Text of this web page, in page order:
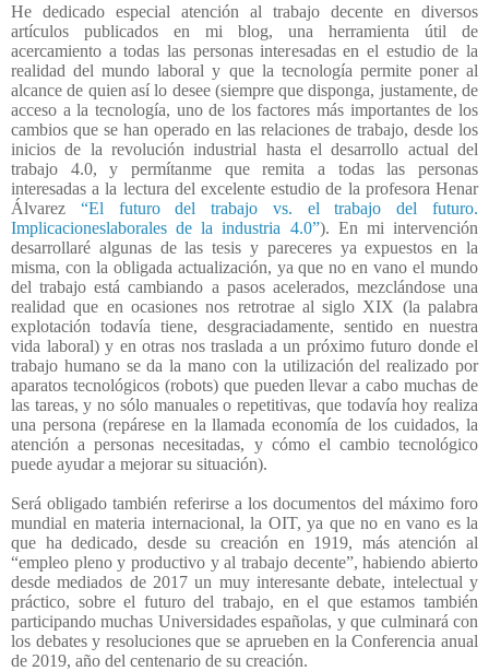
He dedicado especial atención al trabajo decente en diversos
artículos publicados en mi blog, una herramienta útil de
acercamiento a todas las personas interesadas en el estudio de la
realidad del mundo laboral y que la tecnología permite poner al
alcance de quien así lo desee (siempre que disponga, justamente, de
acceso a la tecnología, uno de los factores más importantes de los
cambios que se han operado en las relaciones de trabajo, desde los
inicios de la revolución industrial hasta el desarrollo actual del
trabajo 4.0, y permítanme que remita a todas las personas
interesadas a la lectura del excelente estudio de la profesora Henar
Álvarez “El futuro del trabajo vs. el trabajo del futuro.
Implicacioneslaborales de la industria 4.0”). En mi intervención
desarrollaré algunas de las tesis y pareceres ya expuestos en la
misma, con la obligada actualización, ya que no en vano el mundo
del trabajo está cambiando a pasos acelerados, mezclándose una
realidad que en ocasiones nos retrotrae al siglo XIX (la palabra
explotación todavía tiene, desgraciadamente, sentido en nuestra
vida laboral) y en otras nos traslada a un próximo futuro donde el
trabajo humano se da la mano con la utilización del realizado por
aparatos tecnológicos (robots) que pueden llevar a cabo muchas de
las tareas, y no sólo manuales o repetitivas, que todavía hoy realiza
una persona (repárese en la llamada economía de los cuidados, la
atención a personas necesitadas, y cómo el cambio tecnológico
puede ayudar a mejorar su situación).
Será obligado también referirse a los documentos del máximo foro
mundial en materia internacional, la OIT, ya que no en vano es la
que ha dedicado, desde su creación en 1919, más atención al
“empleo pleno y productivo y al trabajo decente”, habiendo abierto
desde mediados de 2017 un muy interesante debate, intelectual y
práctico, sobre el futuro del trabajo, en el que estamos también
participando muchas Universidades españolas, y que culminará con
los debates y resoluciones que se aprueben en la Conferencia anual
de 2019, año del centenario de su creación.